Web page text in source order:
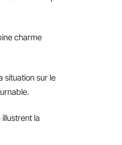
charme
situation sur le
illustrent la